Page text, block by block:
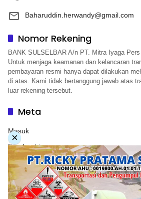
Baharuddin.herwandy@gmail.com
Nomor Rekening
BANK SULSELBAR A/n PT. Mitra Iyaga Pers
Untuk menjaga keamanan dan kelancaran
pembayaran resmi hanya dapat dilakukan
di atas. Kami tidak bertanggung jawab atas
luar rekening tersebut.
Meta
Masuk
Feed entri
Feed komentar
WordPress.org
×